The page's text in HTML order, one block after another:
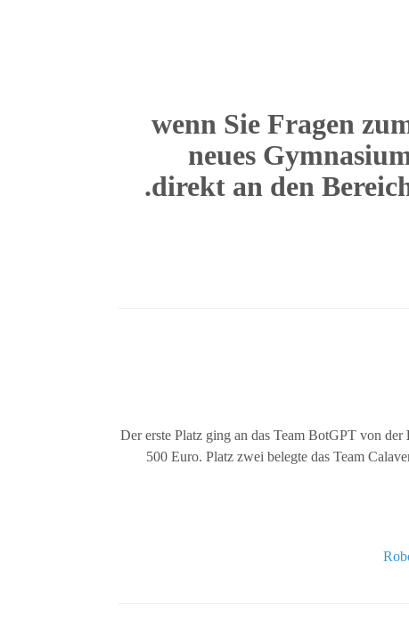
wenn Sie Fragen
neues
direkt an den
Der erste Platz ging an das Team BotGPT von der
500 Euro. Platz zwei belegte das Team